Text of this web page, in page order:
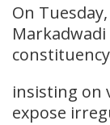
On
insisting on
expose